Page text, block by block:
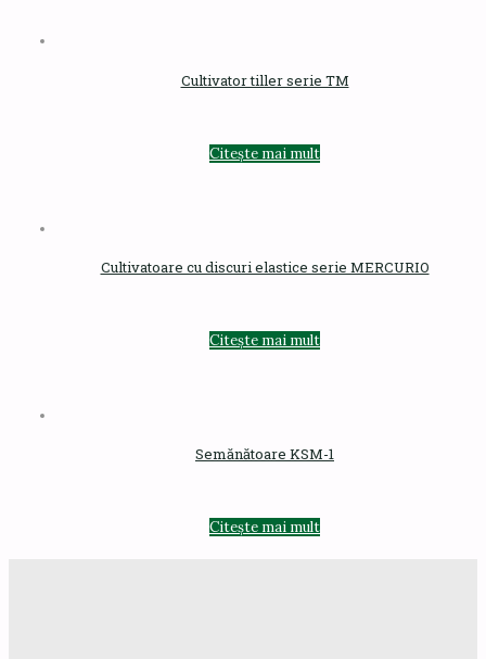
Cultivator tiller serie TM
Citește mai mult
Cultivatoare cu discuri elastice serie MERCURIO
Citește mai mult
Semănătoare KSM-1
Citește mai mult